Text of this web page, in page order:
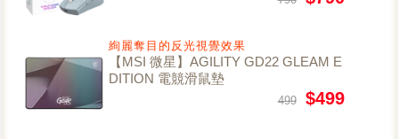
絢麗奪目的反光視覺效果
【MSI 微星】AGILITY GD22 GLEAM E
DITION 電競滑鼠墊
499 $499